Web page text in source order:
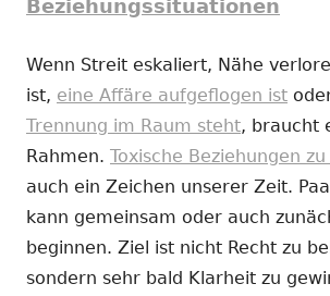
Beziehungssituationen
Wenn Streit eskaliert, Nähe
ist, eine Affäre aufgeflogen ist
Trennung im Raum steht, braucht
Rahmen. Toxische Beziehungen
auch ein Zeichen unserer Zeit.
kann gemeinsam oder auch
beginnen. Ziel ist nicht Recht zu
sondern sehr bald Klarheit zu